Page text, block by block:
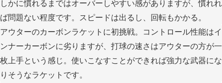
しかに慣れるまではオーバーしやすい感がありますが、慣れれ
ば問題ない程度です。スピードは出るし、回転もかかる。
アウターのカーボンラケットに初挑戦。コントロール性能はイ
ンナーカーボンに劣りますが、打球の速さはアウターの方が一
枚上手という感じ。使いこなすことができれば強力な武器にな
りそうなラケットです。